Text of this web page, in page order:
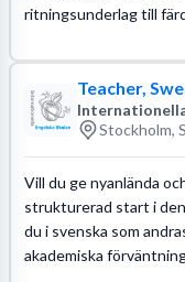
ritningsunderlag till
Teacher,
Internationella
Stockholm,
Vill du ge nyanlända
strukturerad start i
du i svenska som
akademiska